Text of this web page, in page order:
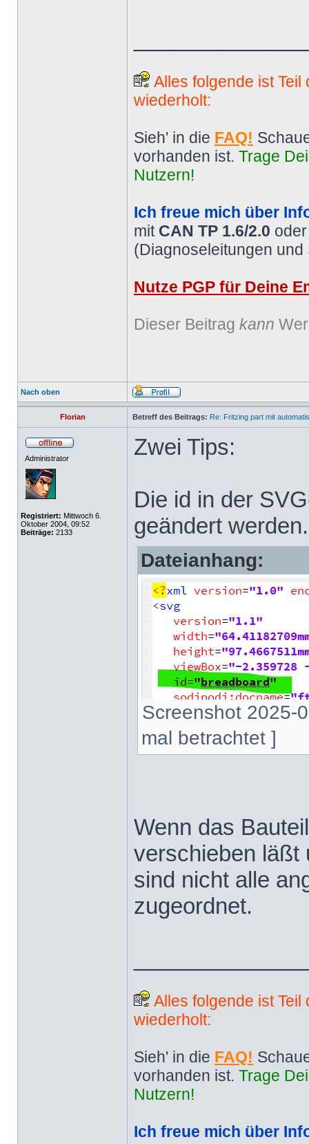
Alles folgende ist
wiederholt:
Sieh' in die FAQ!
vorhanden ist. Trage
Nutzern!
Ich freue mich über
mit CAN TP 1.6/2.0
(Diagnoseleitungen
Nutze PGP für Deine
Dieser Beitrag kann
Nach oben
Florian Betreff des Beitrags: Re: Fritzing part mit
Administrator
Registriert: Mittwoch 6.
Oktober 2004, 09:52
Beiträge: 2133
Zwei Tips:
Die id in der
geändert
Dateianhang:
Screenshot 2025-
mal betrachtet ]
Wenn das
verschieben läßt
sind nicht alle
zugeordnet.
Alles folgende ist
wiederholt:
Sieh' in die FAQ!
vorhanden ist. Trage
Nutzern!
Ich freue mich über